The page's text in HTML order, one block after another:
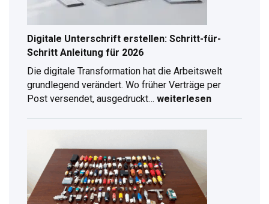
Digitale Unterschrift erstellen: Schritt-für-
Schritt Anleitung für 2026
Die digitale Transformation hat die Arbeitswelt
grundlegend verändert. Wo früher Verträge per
Post versendet, ausgedruckt…
Schritt
Anleitung
für
2026
weiterlesen